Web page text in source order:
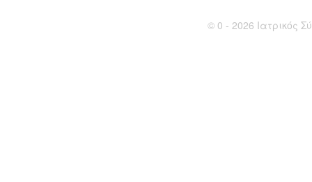
© 0 - 2026 Ιατρικός